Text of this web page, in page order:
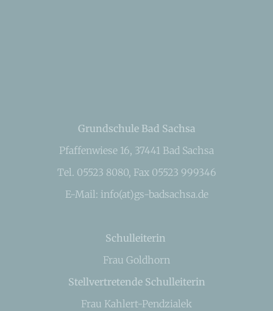
Grundschule Bad Sachsa
Pfaffenwiese 16, 37441 Bad Sachsa
Tel. 05523 8080, Fax 05523 999346
E-Mail: info(at)gs-badsachsa.de
Schulleiterin
Frau Goldhorn
Stellvertretende Schulleiterin
Frau Kahlert-Pendzialek